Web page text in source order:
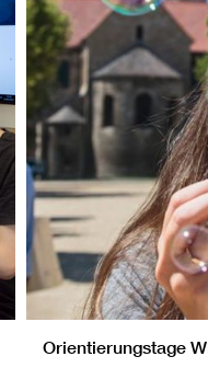
Orientierungstage